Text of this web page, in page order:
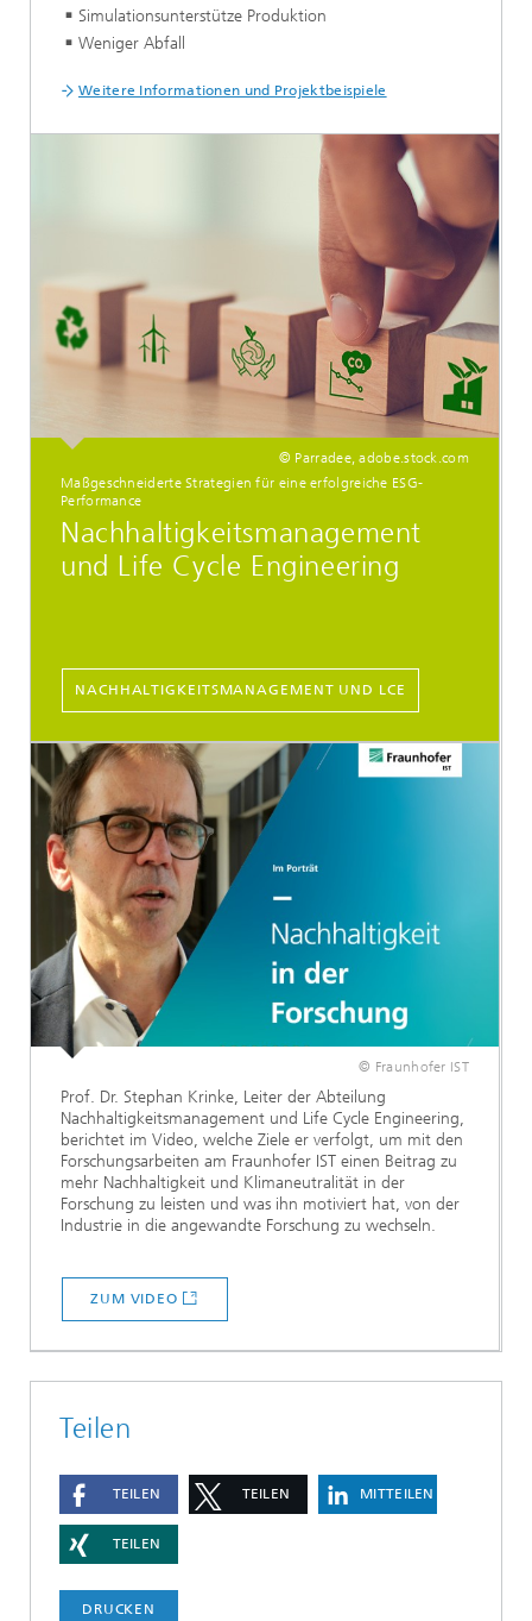
Simulationsunterstütze Produktion
Weniger Abfall
Weitere Informationen und Projektbeispiele
© Parradee, adobe.stock.com
Maßgeschneiderte Strategien für eine erfolgreiche ESG-
Performance
Nachhaltigkeitsmanagement
und Life Cycle Engineering
NACHHALTIGKEITSMANAGEMENT UND LCE
© Fraunhofer IST
Prof. Dr. Stephan Krinke, Leiter der Abteilung
Nachhaltigkeitsmanagement und Life Cycle Engineering,
berichtet im Video, welche Ziele er verfolgt, um mit den
Forschungsarbeiten am Fraunhofer IST einen Beitrag zu
mehr Nachhaltigkeit und Klimaneutralität in der
Forschung zu leisten und was ihn motiviert hat, von der
Industrie in die angewandte Forschung zu wechseln.
ZUM VIDEO
Teilen
TEILEN TEILEN MITTEILEN
TEILEN
DRUCKEN